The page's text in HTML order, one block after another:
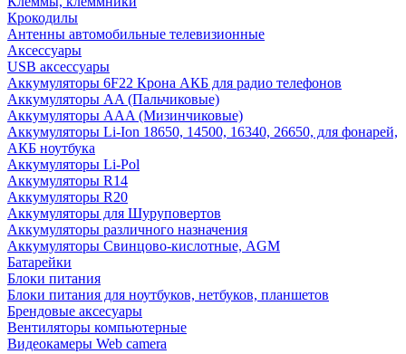
Крокодилы
Антенны автомобильные телевизионные
Аксессуары
USB аксессуары
Аккумуляторы 6F22 Крона АКБ для радио телефонов
Аккумуляторы AA (Пальчиковые)
Аккумуляторы AAA (Мизинчиковые)
Аккумуляторы Li-Ion 18650, 14500, 16340, 26650, для фонарей,
АКБ ноутбука
Аккумуляторы Li-Pol
Аккумуляторы R14
Аккумуляторы R20
Аккумуляторы для Шуруповертов
Аккумуляторы различного назначения
Аккумуляторы Свинцово-кислотные, AGM
Батарейки
Блоки питания
Блоки питания для ноутбуков, нетбуков, планшетов
Брендовые аксесуары
Вентиляторы компьютерные
Видеокамеры Web camera